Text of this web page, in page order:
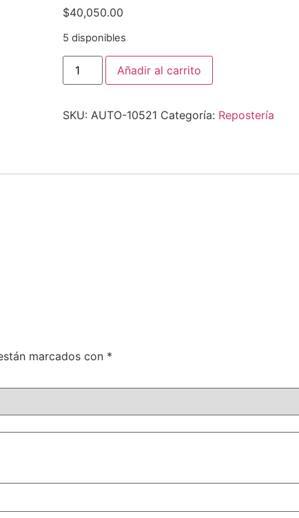
$40,050.00
5 disponibles
Añadir al carrito
SKU: AUTO-10521 Categoría: Repostería
marcados con *